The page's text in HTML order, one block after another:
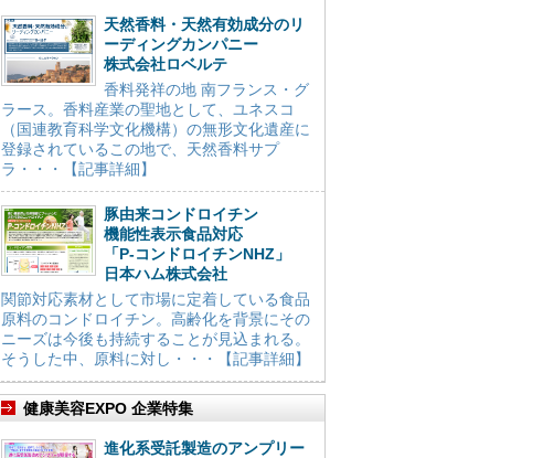
天然香料・天然有効成分のリ
ーディングカンパニー
株式会社ロベルテ
香料発祥の地 南フランス・グ
ラース。香料産業の聖地として、ユネスコ
（国連教育科学文化機構）の無形文化遺産に
登録されているこの地で、天然香料サプ
ラ・・・【記事詳細】
豚由来コンドロイチン
機能性表示食品対応
「P-コンドロイチンNHZ」
日本ハム株式会社
関節対応素材として市場に定着している食品
原料のコンドロイチン。高齢化を背景にその
ニーズは今後も持続することが見込まれる。
そうした中、原料に対し・・・【記事詳細】
健康美容EXPO 企業特集
進化系受託製造のアンプリー